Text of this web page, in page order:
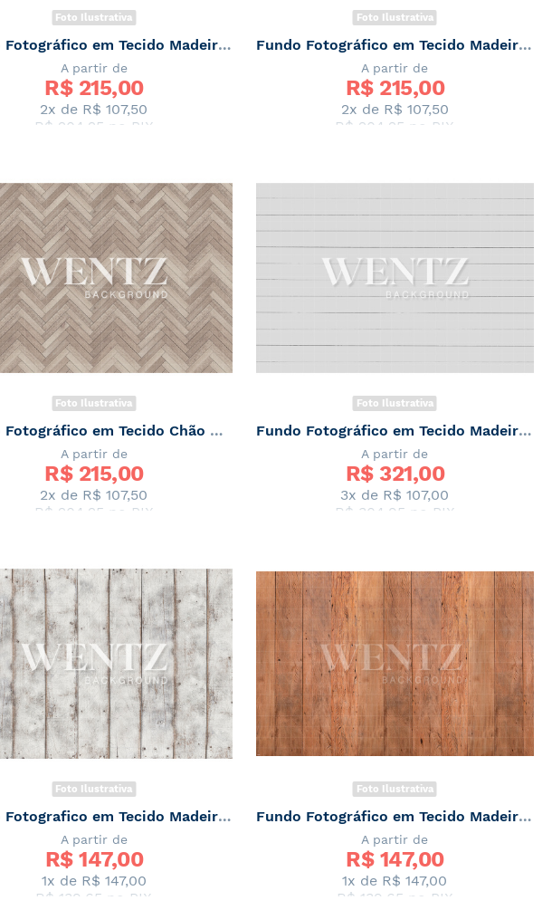
Foto Ilustrativa
Fundo Fotográfico em Tecido Madeira Escura / Backdrop 2339
A partir de
R$ 215,00
2x de R$ 107,50
R$ 204,25 no PIX
Foto Ilustrativa
Fundo Fotográfico em Tecido Madeira Escura / Backdrop 2338
A partir de
R$ 215,00
2x de R$ 107,50
R$ 204,25 no PIX
Foto Ilustrativa
Fundo Fotográfico em Tecido Chão Amadeirado Geométrico / Backdrop 2221
A partir de
R$ 215,00
2x de R$ 107,50
R$ 204,25 no PIX
Foto Ilustrativa
Fundo Fotográfico em Tecido Madeira Branca / Backdrop 2219
A partir de
R$ 321,00
3x de R$ 107,00
R$ 304,95 no PIX
Foto Ilustrativa
Fundo Fotografico em Tecido Madeira Branca com Tábuas Largas Newborn / Backdrop 2071
A partir de
R$ 147,00
1x de R$ 147,00
R$ 139,65 no PIX
Foto Ilustrativa
Fundo Fotográfico em Tecido Madeira de Demolição Peróba Rosa Newborn / Backdrop 2070
A partir de
R$ 147,00
1x de R$ 147,00
R$ 139,65 no PIX